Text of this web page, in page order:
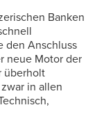
Banken
den Anschluss
neue Motor der
überholt
in allen